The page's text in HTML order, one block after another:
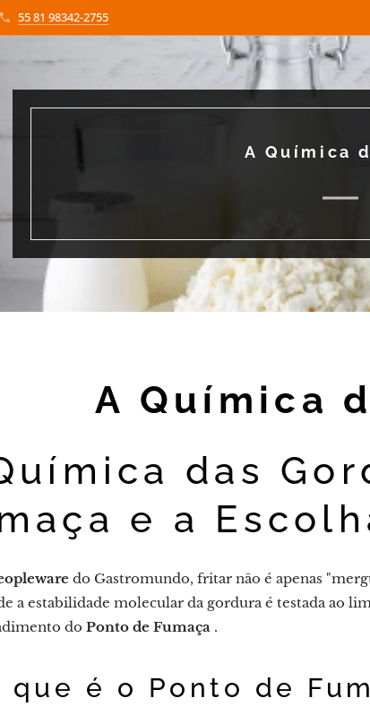
55 81 98342-2755
A Química
A Química
das
e a
do Gastromundo, fritar não é apenas
a estabilidade molecular da gordura é testada ao
do Ponto de Fumaça .
que é o Ponto de